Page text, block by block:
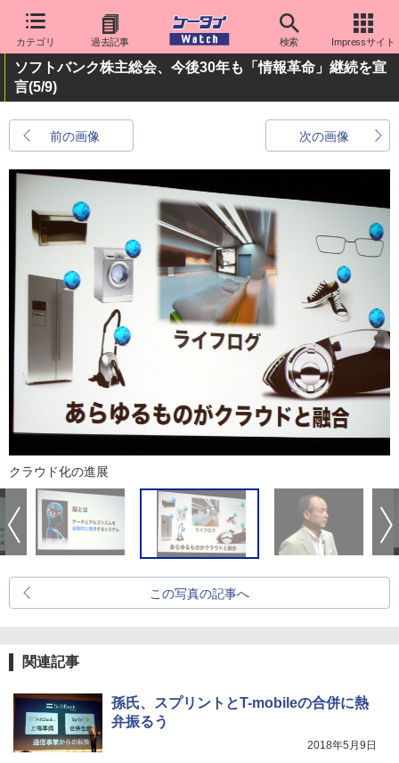
カテゴリ 過去記事 検索 Impressサイト
ソフトバンク株主総会、今後30年も「情報革命」継続を宣
言(5/9)
前の画像 次の画像
クラウド化の進展
この写真の記事へ
関連記事
孫氏、スプリントとT-mobileの合併に熱
弁振るう
2018年5月9日